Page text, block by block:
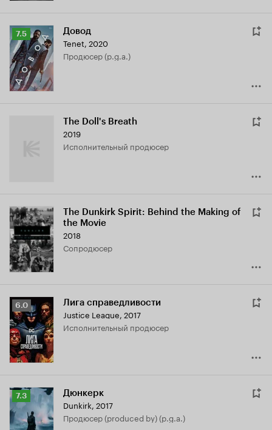
Рейтинг
Кинопоиска
7.5
7.5 Довод
Tenet, 2020
продюсер (p.g.a.)
The Doll's Breath
2019
исполнительный продюсер
The Dunkirk Spirit: Behind the Making of
the Movie
2018
сопродюсер
Рейтинг
Кинопоиска
6.0
6.0 Лига справедливости
Justice League, 2017
исполнительный продюсер
Рейтинг
Кинопоиска
7.3
7.3 Дюнкерк
Dunkirk, 2017
продюсер (produced by) (p.g.a.)